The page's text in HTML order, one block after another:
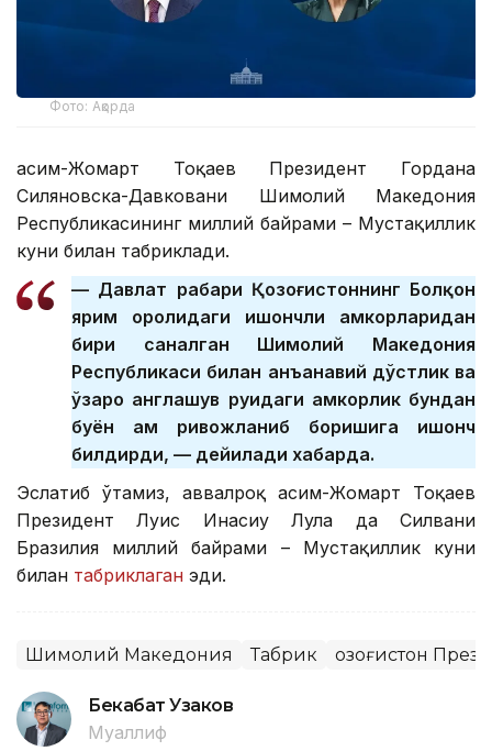
Фото: Ақорда
Қасим-Жомарт Тоқаев Президент Гордана
Силяновска-Давковани Шимолий Македония
Республикасининг миллий байрами – Мустақиллик
куни билан табриклади.
— Давлат раҳбари Қозоғистоннинг Болқон
ярим оролидаги ишончли ҳамкорларидан
бири саналган Шимолий Македония
Республикаси билан анъанавий дўстлик ва
ўзаро англашув руҳидаги ҳамкорлик бундан
буён ҳам ривожланиб боришига ишонч
билдирди, — дейилади хабарда.
Эслатиб ўтамиз, аввалроқ Қасим-Жомарт Тоқаев
Президент Луис Инасиу Лула да Силвани
Бразилия миллий байрами – Мустақиллик куни
билан табриклаган эди.
Шимолий Македония Табрик Қозоғистон
Бекабат Узаков
Муаллиф